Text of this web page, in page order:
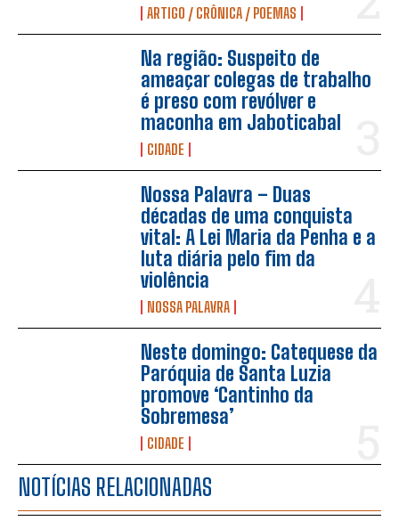
ARTIGO / CRÔNICA / POEMAS
Na região: Suspeito de
ameaçar colegas de trabalho
é preso com revólver e
maconha em Jaboticabal
CIDADE
Nossa Palavra – Duas
décadas de uma conquista
vital: A Lei Maria da Penha e a
luta diária pelo fim da
violência
NOSSA PALAVRA
Neste domingo: Catequese da
Paróquia de Santa Luzia
promove ‘Cantinho da
Sobremesa’
CIDADE
NOTÍCIAS RELACIONADAS